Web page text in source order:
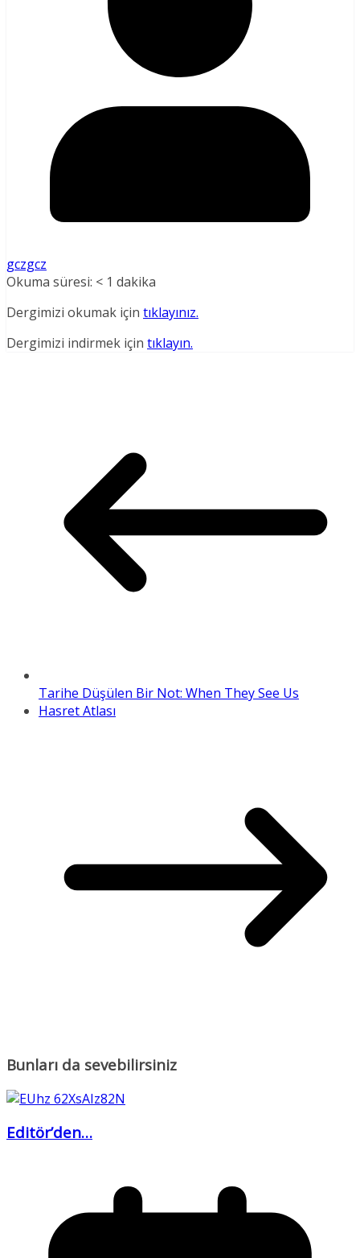
gczgcz
Okuma süresi: < 1 dakika
Dergimizi okumak için tıklayınız.
Dergimizi indirmek için tıklayın.
Tarihe Düşülen Bir Not: When They See Us
Hasret Atlası
Bunları da sevebilirsiniz
Editör’den…